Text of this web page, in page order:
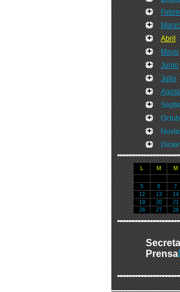
Abril
Mayo
Junio
Julio
L M M
5
6 7
12
13 14
19
20 21
26
27 28
Prensa